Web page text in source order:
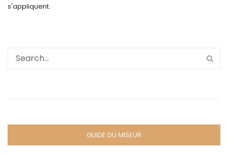
s'appliquent.
GUIDE DU MISEUR